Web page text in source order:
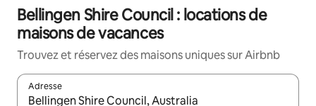
Bellingen Shire Council : locations de
maisons de vacances
Trouvez et réservez des maisons uniques sur Airbnb
Adresse
Lorsque les résultats s'affichent, utilisez les flèches vers le